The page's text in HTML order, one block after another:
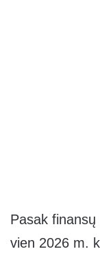
Pasak
vien 2026 m.